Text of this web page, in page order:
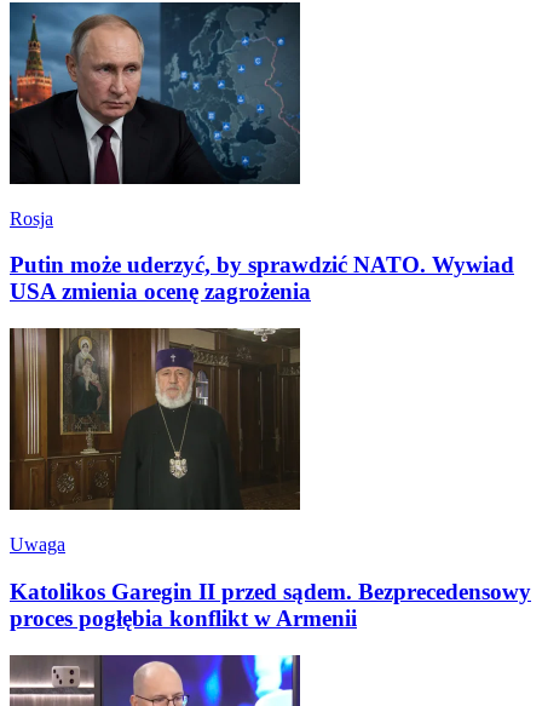
Rosja
Putin może uderzyć, by sprawdzić NATO. Wywiad
USA zmienia ocenę zagrożenia
Uwaga
Katolikos Garegin II przed sądem. Bezprecedensowy
proces pogłębia konflikt w Armenii